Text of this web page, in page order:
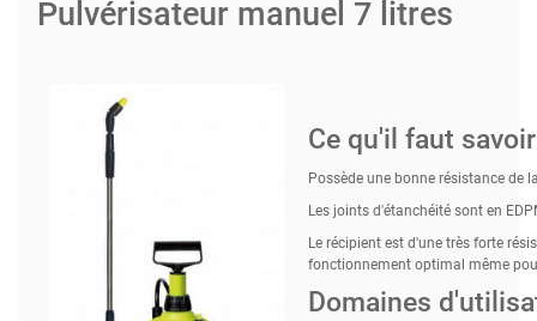
Pulvérisateur manuel 7 litres
Ce qu'il faut
Possède une bonne résistance de
Les joints d'étanchéité sont en
Le récipient est d'une très forte
fonctionnement optimal même
Domaines